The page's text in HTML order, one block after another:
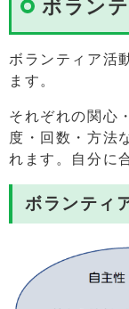
ボラン
ボランティア活
ます。
それぞれの関心
度・回数・方法
れます。自分に
ボランティ